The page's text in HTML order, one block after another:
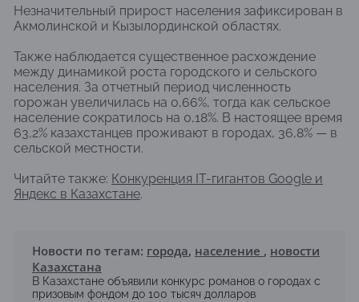
Незначительный прирост населения зафиксирован в
Акмолинской и Кызылординской областях.
Также наблюдается существенное расхождение
между динамикой роста городского и сельского
населения. За отчетный период численность
горожан увеличилась на 0,66%, тогда как сельское
население сократилось на 0,18%. В настоящее время
63,2% казахстанцев проживают в городах, 36,8% — в
сельской местности.
Читайте также: Конкуренция IT-гигантов Google и
Яндекс в Казахстане.
Новости по тегам: города, население , новости
Казахстана
В Казахстане объявили конкурс романов о городах с
призовым фондом до 100 тысяч долларов